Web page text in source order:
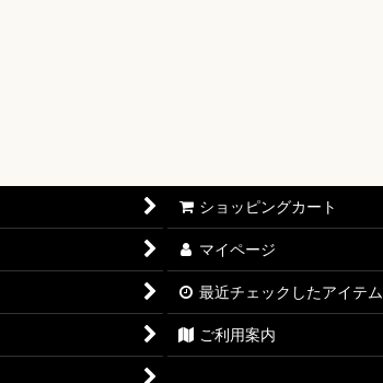
Edition【EB-03】
】
BEST vol.2【PRB-02】
ショッピングカート
マイページ
最近チェックしたアイテム
ご利用案内